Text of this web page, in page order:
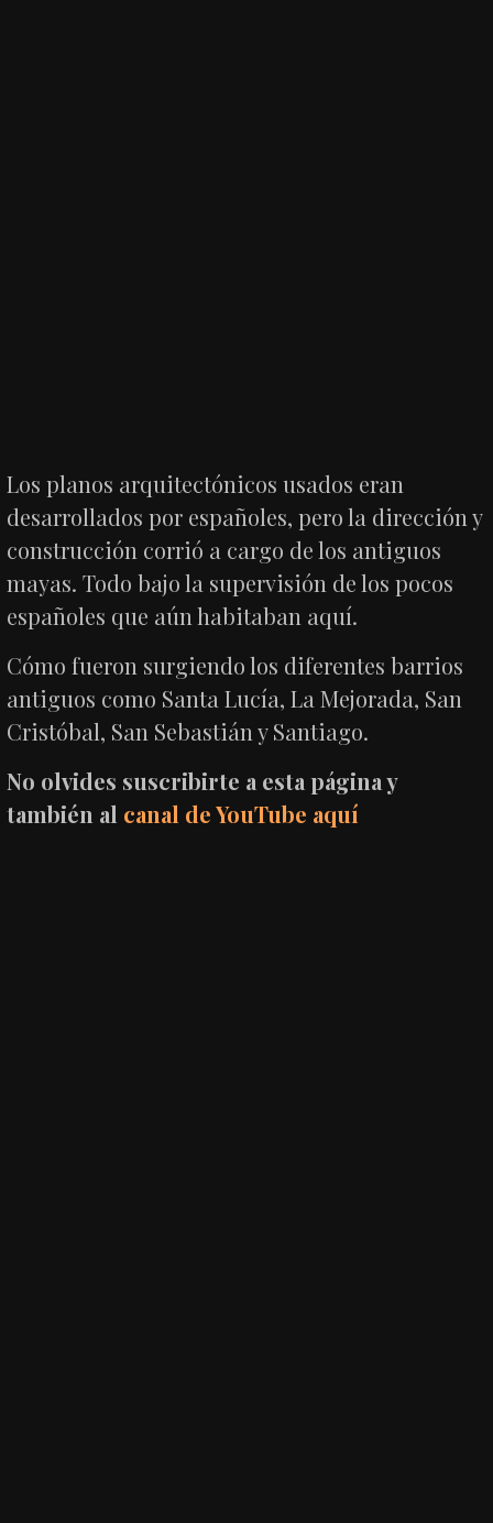
Los planos arquitectónicos usados eran
desarrollados por españoles, pero la dirección y
construcción corrió a cargo de los antiguos
mayas. Todo bajo la supervisión de los pocos
españoles que aún habitaban aquí.
Cómo fueron surgiendo los diferentes barrios
antiguos como Santa Lucía, La Mejorada, San
Cristóbal, San Sebastián y Santiago.
No olvides suscribirte a esta página y
también al canal de YouTube aquí